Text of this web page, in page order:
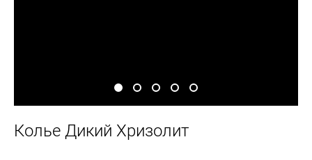
Колье Дикий Хризолит